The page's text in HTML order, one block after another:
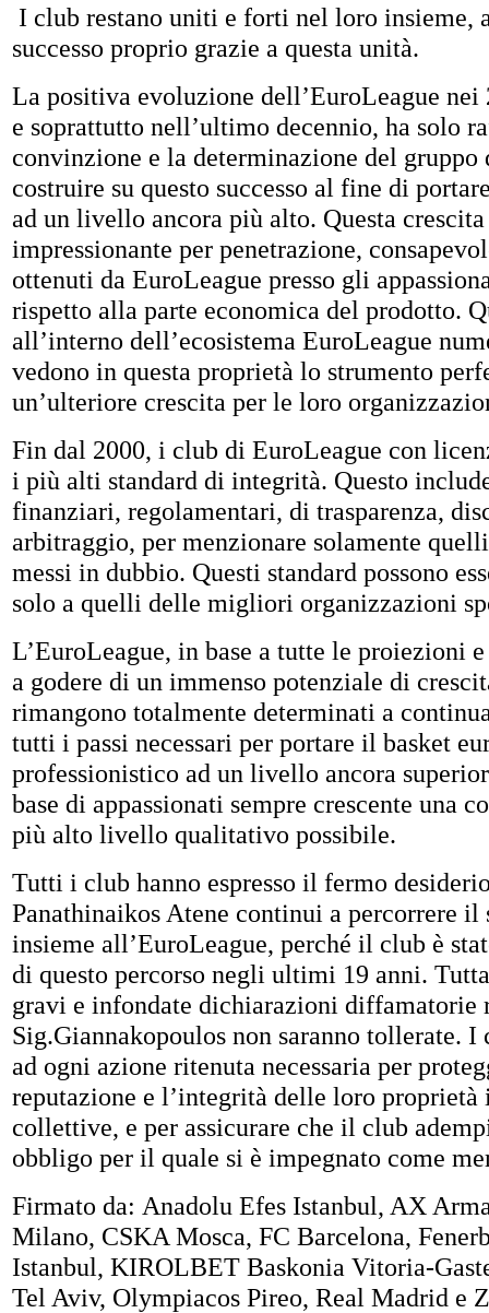
I club restano uniti e forti nel loro insieme,
successo proprio grazie a questa unità.
La positiva evoluzione dell’EuroLeague nei
e soprattutto nell’ultimo decennio, ha solo
convinzione e la determinazione del gruppo
costruire su questo successo al fine di
ad un livello ancora più alto. Questa crescita
impressionante per penetrazione,
ottenuti da EuroLeague presso gli
rispetto alla parte economica del prodotto.
all’interno dell’ecosistema EuroLeague
vedono in questa proprietà lo strumento
un’ulteriore crescita per le loro
Fin dal 2000, i club di EuroLeague con
i più alti standard di integrità. Questo
finanziari, regolamentari, di trasparenza,
arbitraggio, per menzionare solamente
messi in dubbio. Questi standard possono
solo a quelli delle migliori organizzazioni
L’EuroLeague, in base a tutte le proiezioni
a godere di un immenso potenziale di
rimangono totalmente determinati a
tutti i passi necessari per portare il basket
professionistico ad un livello ancora
base di appassionati sempre crescente una
più alto livello qualitativo possibile.
Tutti i club hanno espresso il fermo
Panathinaikos Atene continui a percorrere il
insieme all’EuroLeague, perché il club è
di questo percorso negli ultimi 19 anni.
gravi e infondate dichiarazioni diffamatorie
Sig.Giannakopoulos non saranno tollerate.
ad ogni azione ritenuta necessaria per
reputazione e l’integrità delle loro
collettive, e per assicurare che il club
obbligo per il quale si è impegnato come
Firmato da: Anadolu Efes Istanbul, AX
Milano, CSKA Mosca, FC Barcelona,
Istanbul, KIROLBET Baskonia Vitoria-
Tel Aviv, Olympiacos Pireo, Real Madrid e